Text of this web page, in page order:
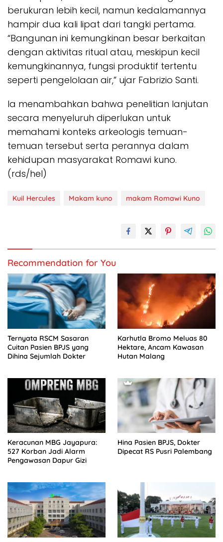
berukuran lebih kecil, namun kedalamannya
hampir dua kali lipat dari tangki pertama.
“Bangunan ini kemungkinan besar berkaitan
dengan aktivitas ritual atau, meskipun kecil
kemungkinannya, fungsi produktif tertentu
seperti pengelolaan air,” ujar Fabrizio Santi.
Ia menambahkan bahwa penelitian lanjutan
secara menyeluruh diperlukan untuk
memahami konteks arkeologis temuan-
temuan tersebut serta perannya dalam
kehidupan masyarakat Romawi kuno.
(rds/hel)
Kuil Hercules Makam kuno makam Romawi Kuno
Recommendation for You
Ternyata RSCM Sasaran
Cuitan Pasien BPJS yang
Dihina Sejumlah Dokter
Karhutla Bromo Meluas 80
Hektare, Ancam Kawasan
Hutan Malang
Keracunan MBG Jayapura:
527 Korban Jadi Alarm
Pengawasan Dapur Gizi
Hina Pasien BPJS, Dokter
Dipecat RS Pusri Palembang